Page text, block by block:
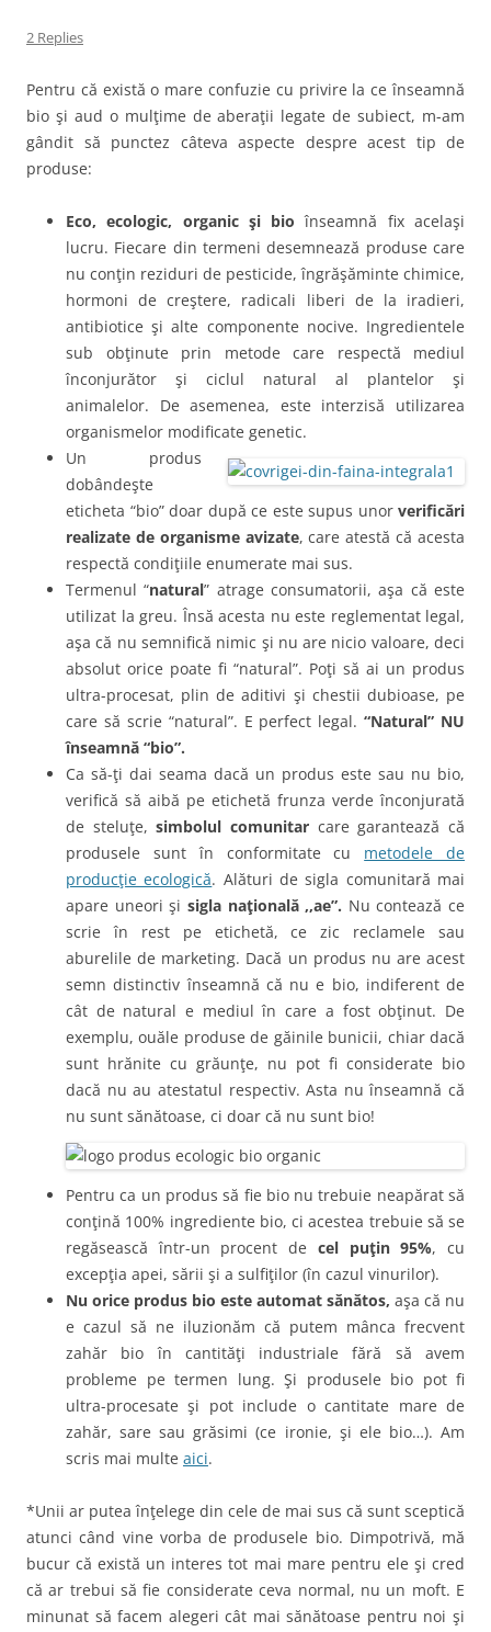
2 Replies
Pentru că există o mare confuzie cu privire la ce înseamnă
bio şi aud o mulţime de aberaţii legate de subiect, m-am
gândit să punctez câteva aspecte despre acest tip de
produse:
Eco, ecologic, organic şi bio înseamnă fix acelaşi
lucru. Fiecare din termeni desemnează produse care
nu conţin reziduri de pesticide, îngrăşăminte chimice,
hormoni de creştere, radicali liberi de la iradieri,
antibiotice şi alte componente nocive. Ingredientele
sub obţinute prin metode care respectă mediul
înconjurător şi ciclul natural al plantelor şi
animalelor. De asemenea, este interzisă utilizarea
organismelor modificate genetic.
Un produs
dobândeşte
eticheta “bio” doar după ce este supus unor verificări
realizate de organisme avizate, care atestă că acesta
respectă condiţiile enumerate mai sus.
Termenul “natural” atrage consumatorii, aşa că este
utilizat la greu. Însă acesta nu este reglementat legal,
aşa că nu semnifică nimic şi nu are nicio valoare, deci
absolut orice poate fi “natural”. Poţi să ai un produs
ultra-procesat, plin de aditivi şi chestii dubioase, pe
care să scrie “natural”. E perfect legal.“Natural” NU
înseamnă “bio”.
Ca să-ţi dai seama dacă un produs este sau nu bio,
verifică să aibă pe etichetă frunza verde înconjurată
de steluţe,simbolul comunitar care garantează că
produsele sunt în conformitate cu metodele de
producţie ecologică. Alături de sigla comunitară mai
apare uneori şi sigla naţională ,,ae”. Nu contează ce
scrie în rest pe etichetă, ce zic reclamele sau
aburelile de marketing. Dacă un produs nu are acest
semn distinctiv înseamnă că nu e bio, indiferent de
cât de natural e mediul în care a fost obţinut. De
exemplu, ouăle produse de găinile bunicii, chiar dacă
sunt hrănite cu grăunţe, nu pot fi considerate bio
dacă nu au atestatul respectiv. Asta nu înseamnă că
nu sunt sănătoase, ci doar că nu sunt bio!
Pentru ca un produs să fie bio nu trebuie neapărat să
conţină 100% ingrediente bio, ci acestea trebuie să se
regăsească într-un procent de cel puţin 95%, cu
excepţia apei, sării şi a sulfiţilor (în cazul vinurilor).
Nu orice produs bio este automat sănătos, aşa că nu
e cazul să ne iluzionăm că putem mânca frecvent
zahăr bio în cantităţi industriale fără să avem
probleme pe termen lung. Şi produsele bio pot fi
ultra-procesate şi pot include o cantitate mare de
zahăr, sare sau grăsimi (ce ironie, şi ele bio…). Am
scris mai multe aici.
*Unii ar putea înţelege din cele de mai sus că sunt sceptică
atunci când vine vorba de produsele bio. Dimpotrivă, mă
bucur că există un interes tot mai mare pentru ele şi cred
că ar trebui să fie considerate ceva normal, nu un moft. E
minunat să facem alegeri cât mai sănătoase pentru noi şi